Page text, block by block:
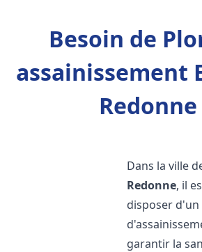
Besoin de
assainissement
Redonne
Dans la ville
Redonne, il
disposer d'un
garantir la